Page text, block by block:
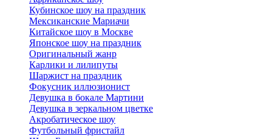
Кубинское шоу на праздник
Мексиканские Мариачи
Китайское шоу в Москве
Японское шоу на праздник
Оригинальный жанр
Карлики и лилипуты
Шаржист на праздник
Фокусник иллюзионист
Девушка в бокале Мартини
Девушка в зеркальном цветке
Акробатическое шоу
Футбольный фристайл